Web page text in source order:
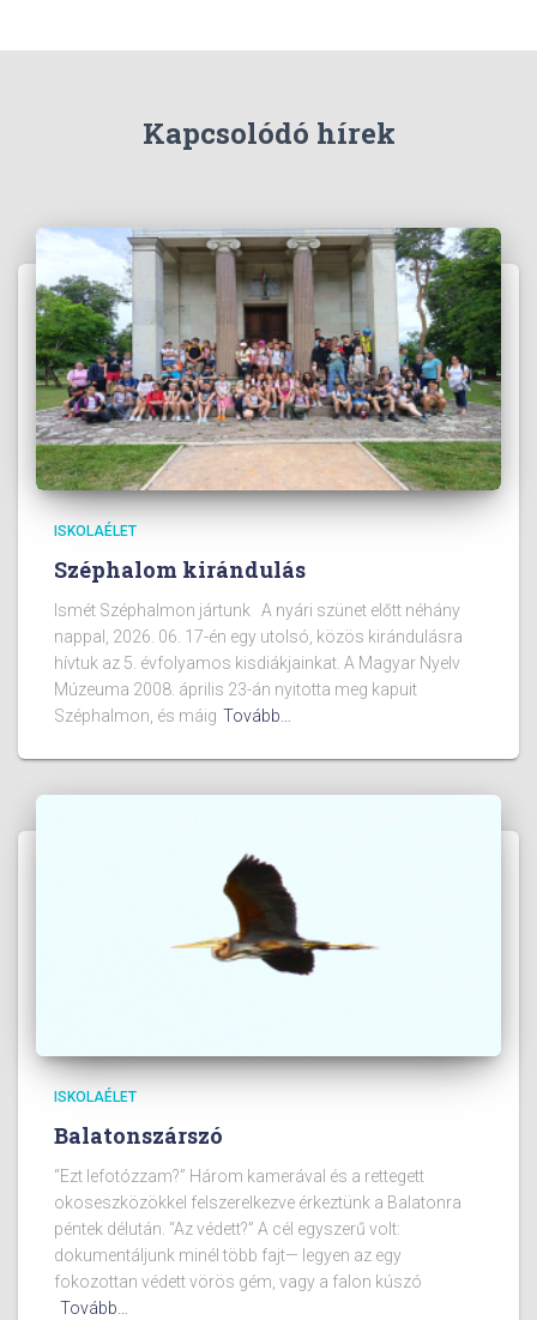
Kapcsolódó hírek
ISKOLAÉLET
Széphalom kirándulás
Ismét Széphalmon jártunk A nyári szünet előtt néhány
nappal, 2026. 06. 17-én egy utolsó, közös kirándulásra
hívtuk az 5. évfolyamos kisdiákjainkat. A Magyar Nyelv
Múzeuma 2008. április 23-án nyitotta meg kapuit
Széphalmon, és máig Tovább…
ISKOLAÉLET
Balatonszárszó
“Ezt lefotózzam?” Három kamerával és a rettegett
okoseszközökkel felszerelkezve érkeztünk a Balatonra
péntek délután. “Az védett?” A cél egyszerű volt:
dokumentáljunk minél több fajt— legyen az egy
fokozottan védett vörös gém, vagy a falon kúszó
Tovább…